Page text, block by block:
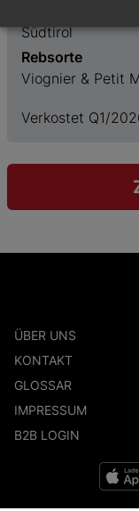
Südtirol
Rebsorte
Viognier & Petit
Verkostet Q1/
ÜBER UNS
KONTAKT
GLOSSAR
IMPRESSUM
B2B LOGIN